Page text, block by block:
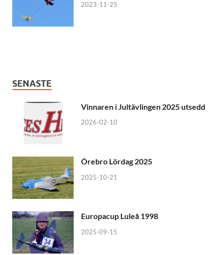
2023-11-25
SENASTE
Vinnaren i Jultävlingen 2025 utsedd
2026-02-10
Örebro Lördag 2025
2025-10-21
Europacup Luleå 1998
2025-09-15